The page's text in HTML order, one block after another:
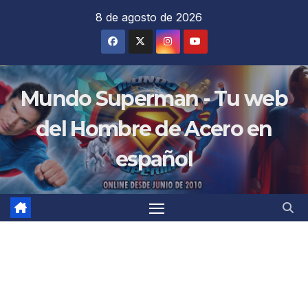
8 de agosto de 2026
Mundo Superman - Tu web
del Hombre de Acero en
español